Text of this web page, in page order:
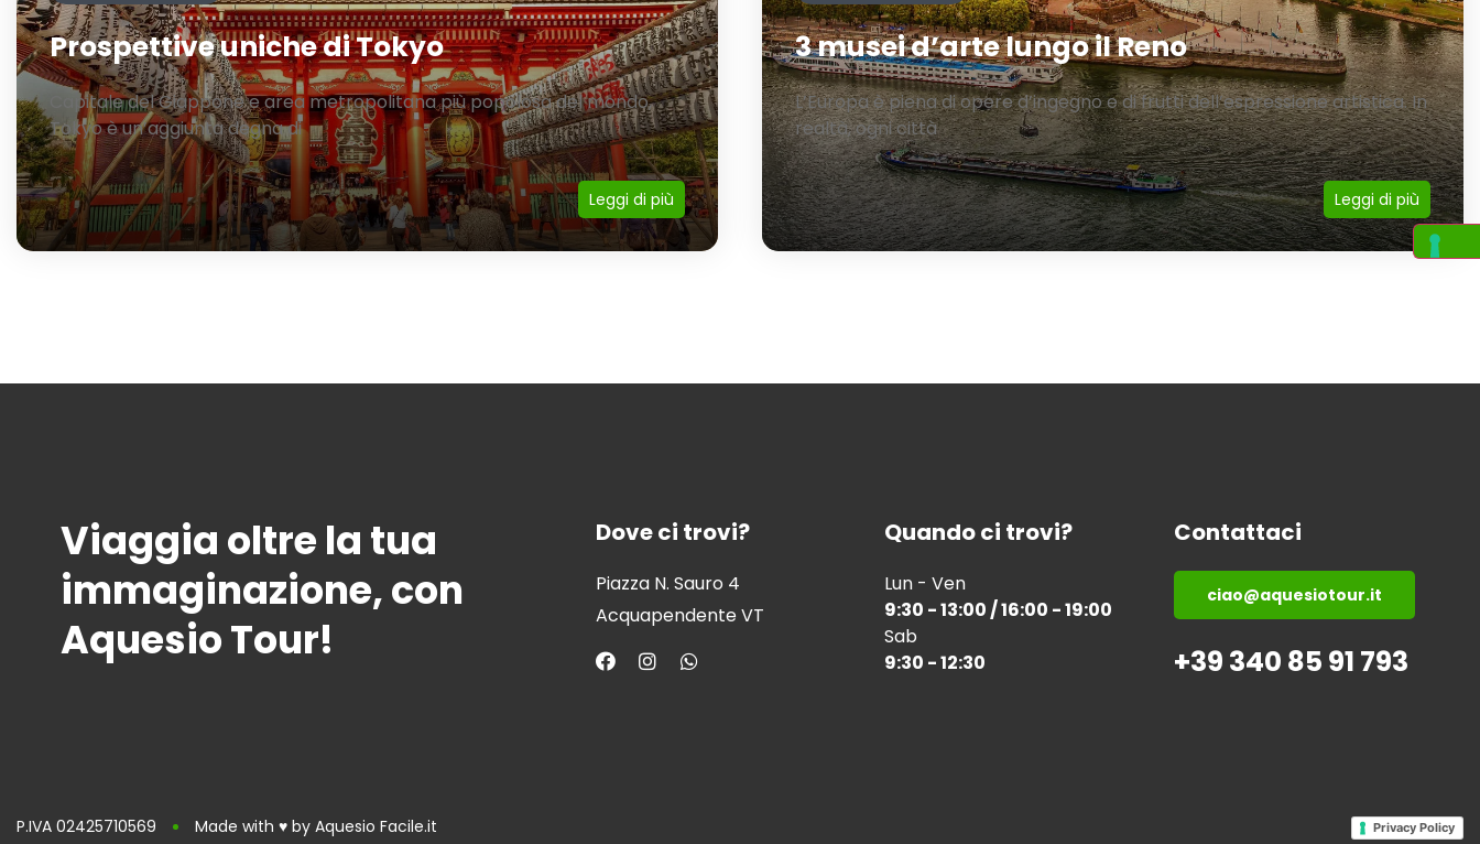
Prospettive uniche di Tokyo
Capitale del Giappone e area metropolitana più popolosa del mondo,
Tokyo è un’aggiunta degna di
Leggi di più
3 musei d’arte lungo il Reno
L’Europa è piena di opere d’ingegno e di frutti dell’espressione artistica. In
realtà, ogni città
Leggi di più
Viaggia oltre la tua
immaginazione, con
Aquesio Tour!
Dove ci trovi?
Piazza N. Sauro 4
Acquapendente VT
Quando ci trovi?
Lun - Ven
9:30 - 13:00 / 16:00 - 19:00
Sab
9:30 - 12:30
Contattaci
ciao@aquesiotour.it
+39 340 85 91 793
P.IVA 02425710569 Made with ♥ by Aquesio Facile.it Privacy Policy